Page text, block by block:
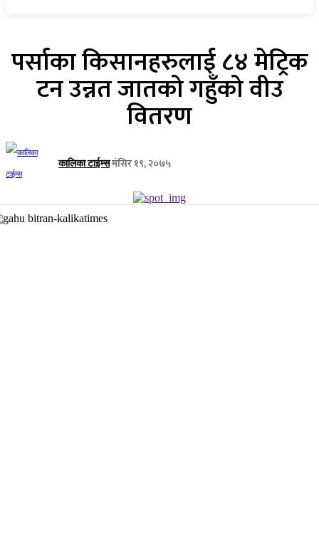
पर्साका किसानहरुलाई ८४ मेट्रिक
टन उन्नत जातको गहुँको वीउ
वितरण
कालिका टाईम्समंसिर १९, २०७५